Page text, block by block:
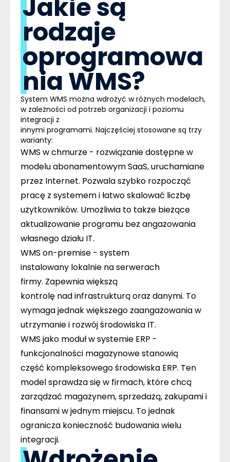
Jakie są
rodzaje
oprogramowa
nia WMS?
System WMS można wdrożyć w różnych modelach,
w zależności od potrzeb organizacji i poziomu
integracji z
innymi programami. Najczęściej stosowane są trzy
warianty:
WMS w chmurze - rozwiązanie dostępne w
modelu abonamentowym SaaS, uruchamiane
przez Internet. Pozwala szybko rozpocząć
pracę z systemem i łatwo skalować liczbę
użytkowników. Umożliwia to także bieżące
aktualizowanie programu bez angażowania
własnego działu IT.
WMS on-premise - system
instalowany lokalnie na serwerach
firmy. Zapewnia większą
kontrolę nad infrastrukturą oraz danymi. To
wymaga jednak większego zaangażowania w
utrzymanie i rozwój środowiska IT.
WMS jako moduł w systemie ERP -
funkcjonalności magazynowe stanowią
część kompleksowego środowiska ERP. Ten
model sprawdza się w firmach, które chcą
zarządzać magazynem, sprzedażą, zakupami i
finansami w jednym miejscu. To jednak
ogranicza konieczność budowania wielu
integracji.